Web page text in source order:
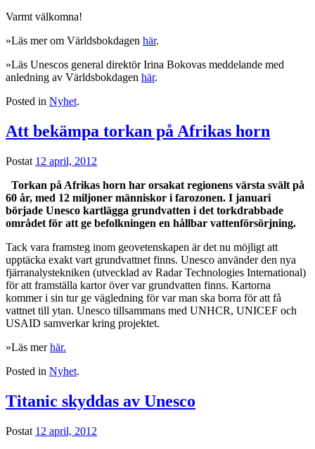
Varmt välkomna!
»Läs mer om Världsbokdagen här.
»Läs Unescos general direktör Irina Bokovas meddelande med
anledning av Världsbokdagen här.
Posted in Nyhet.
Att bekämpa torkan på Afrikas horn
Postat 12 april, 2012
Torkan på Afrikas horn har orsakat regionens värsta svält på
60 år, med 12 miljoner människor i farozonen. I januari
började Unesco kartlägga grundvatten i det torkdrabbade
området för att ge befolkningen en hållbar vattenförsörjning.
Tack vara framsteg inom geovetenskapen är det nu möjligt att
upptäcka exakt vart grundvattnet finns. Unesco använder den nya
fjärranalystekniken (utvecklad av Radar Technologies International)
för att framställa kartor över var grundvatten finns. Kartorna
kommer i sin tur ge vägledning för var man ska borra för att få
vattnet till ytan. Unesco tillsammans med UNHCR, UNICEF och
USAID samverkar kring projektet.
»Läs merhär.
Posted in Nyhet.
Titanic skyddas av Unesco
Postat 12 april, 2012